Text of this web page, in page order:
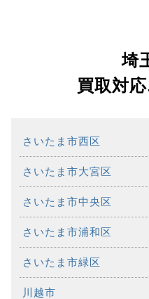
埼
買取対
さいたま市西区
さいたま市大宮区
さいたま市中央区
さいたま市浦和区
さいたま市緑区
川越市